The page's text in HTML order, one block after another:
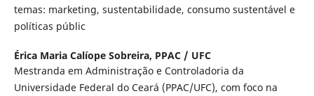
temas: marketing, sustentabilidade, consumo sustentável e
políticas públic
Érica Maria Calíope Sobreira, PPAC / UFC
Mestranda em Administração e Controladoria da
Universidade Federal do Ceará (PPAC/UFC), com foco na